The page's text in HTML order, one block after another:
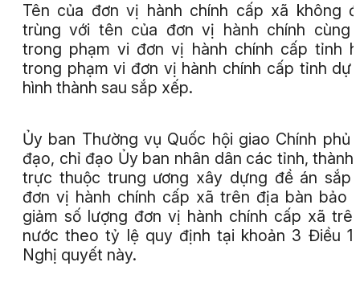
Tên của đơn vị hành chính cấp xã không
trùng với tên của đơn vị hành chính cùng
trong phạm vi đơn vị hành chính cấp tỉnh
trong phạm vi đơn vị hành chính cấp tỉnh dự
hình thành sau sắp xếp.
Ủy ban Thường vụ Quốc hội giao Chính phủ
đạo, chỉ đạo Ủy ban nhân dân các tỉnh, thành
trực thuộc trung ương xây dựng đề án sắp
đơn vị hành chính cấp xã trên địa bàn bảo
giảm số lượng đơn vị hành chính cấp xã
nước theo tỷ lệ quy định tại khoản 3 Điều 1
Nghị quyết này.